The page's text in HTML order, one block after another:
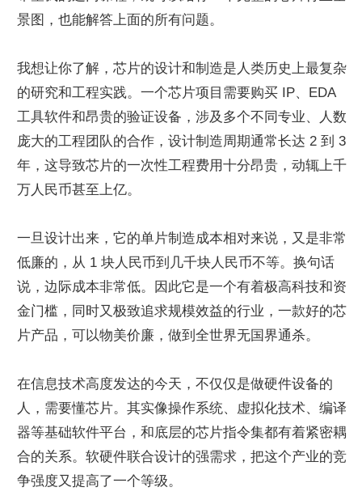
景图，也能解答上面的所有问题。
我想让你了解，芯片的设计和制造是人类历史上最复杂
的研究和工程实践。一个芯片项目需要购买 IP、EDA
工具软件和昂贵的验证设备，涉及多个不同专业、人数
庞大的工程团队的合作，设计制造周期通常长达 2 到 3
年，这导致芯片的一次性工程费用十分昂贵，动辄上千
万人民币甚至上亿。
一旦设计出来，它的单片制造成本相对来说，又是非常
低廉的，从 1 块人民币到几千块人民币不等。换句话
说，边际成本非常低。因此它是一个有着极高科技和资
金门槛，同时又极致追求规模效益的行业，一款好的芯
片产品，可以物美价廉，做到全世界无国界通杀。
在信息技术高度发达的今天，不仅仅是做硬件设备的
人，需要懂芯片。其实像操作系统、虚拟化技术、编译
器等基础软件平台，和底层的芯片指令集都有着紧密耦
合的关系。软硬件联合设计的强需求，把这个产业的竞
争强度又提高了一个等级。